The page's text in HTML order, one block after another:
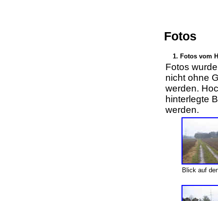
Fotos
1. Fotos vom
Fotos
nicht ohne
werden.
hinterlegte
werden.
Blick auf